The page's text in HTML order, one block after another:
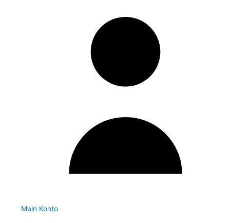
Mein Konto